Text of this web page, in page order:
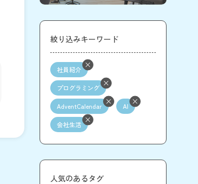
絞り込みキーワード
社員紹介
プログラミング
AdventCalendar AI
会社生活
人気のあるタグ